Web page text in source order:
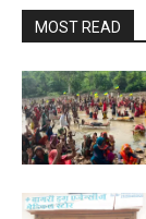
MOST READ